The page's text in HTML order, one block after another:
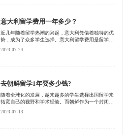
意大利留学费用一年多少？
近几年随着留学热潮的兴起，意大利凭借着独特的优
势，成为了众多学生选择。意大利留学费用是留学生
2023-07-24
去朝鲜留学1年要多少钱?
随着全球化的发展，越来越多的学生选择出国留学来
拓宽自己的视野和学术经验。而朝鲜作为一个封闭的
2023-07-13